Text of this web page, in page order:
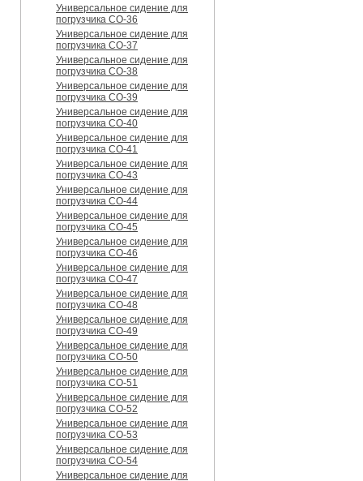
Универсальное сидение для
погрузчика CO-36
Универсальное сидение для
погрузчика CO-37
Универсальное сидение для
погрузчика CO-38
Универсальное сидение для
погрузчика CO-39
Универсальное сидение для
погрузчика CO-40
Универсальное сидение для
погрузчика CO-41
Универсальное сидение для
погрузчика CO-43
Универсальное сидение для
погрузчика CO-44
Универсальное сидение для
погрузчика CO-45
Универсальное сидение для
погрузчика CO-46
Универсальное сидение для
погрузчика CO-47
Универсальное сидение для
погрузчика CO-48
Универсальное сидение для
погрузчика CO-49
Универсальное сидение для
погрузчика CO-50
Универсальное сидение для
погрузчика CO-51
Универсальное сидение для
погрузчика CO-52
Универсальное сидение для
погрузчика CO-53
Универсальное сидение для
погрузчика CO-54
Универсальное сидение для